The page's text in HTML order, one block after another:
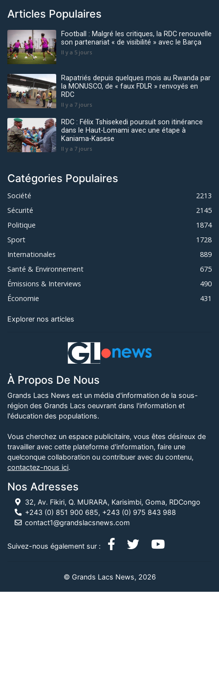
Articles Populaires
Football : Malgré les critiques, la RDC renouvelle
son partenariat « de visibilité » avec le Barça
Il y a 5 jours
Rapatriés depuis quelques mois au Rwanda par
la MONUSCO, de « faux FDLR » renvoyés en
RDC
Il y a 7 jours
RDC : Félix Tshisekedi poursuit son itinérance
dans le Haut-Lomami avec une étape à
Kaniama-Kasese
Il y a 7 jours
Catégories Populaires
Société
2213
Sécurité
2145
Politique
1874
Sport
1728
Internationales
889
Santé & Environnement
675
Émissions & Interviews
490
Économie
431
Explorer nos articles
À Propos De Nous
Grands Lacs News est un média d'information de la sous-
région des Grands Lacs oeuvrant dans l'information et
l'éducation des populations.
Vous cherchez un espace publicitaire, vous êtes désireux de
travailler avec cette plateforme d'information, faire une
quelconque collaboration ou contribuer avec du contenu,
contactez-nous ici.
Nos Adresses
32, Av. Fikiri, Q. MURARA, Karisimbi, Goma, RDCongo
+243 (0) 851 900 685, +243 (0) 975 843 988
contact1@grandslacsnews.com
Suivez-nous également sur :
© Grands Lacs News, 2026